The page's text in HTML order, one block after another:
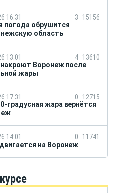
компании
получить
к отопительному
сезону?
16:31 3
15156
погода обрушится
область
13:01 4 13610
Воронеж после
жары
17:31 0
12715
градусная жара вернётся
14:01 0
11741
на Воронеж